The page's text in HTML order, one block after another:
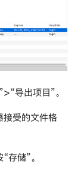
导出项目”。
接受的文件格
存储”。